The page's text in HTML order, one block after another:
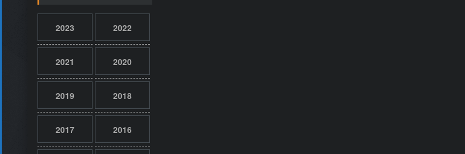
2023 2022
2021 2020
2019 2018
2017 2016